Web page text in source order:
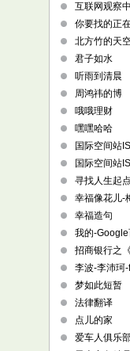
互联网观察
你要找的正
北方竹的天
君子如水
听雨到清晨
周鸿祎的博
哦哦理财
嘿嘿哈哈
国际空间站
国际空间站
寻找人生起点
幸福像花儿-
幸福造句
我的-
招商银行之
李波-李沛珂
梦如此短暂
法律翻译
点儿的家
爱车人俱乐